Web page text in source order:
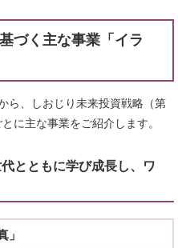
づく主な事業「イラ
ら、しおじり未来投資戦略（第
に主な事業をご紹介します。
ともに学び成長し、ワ
」